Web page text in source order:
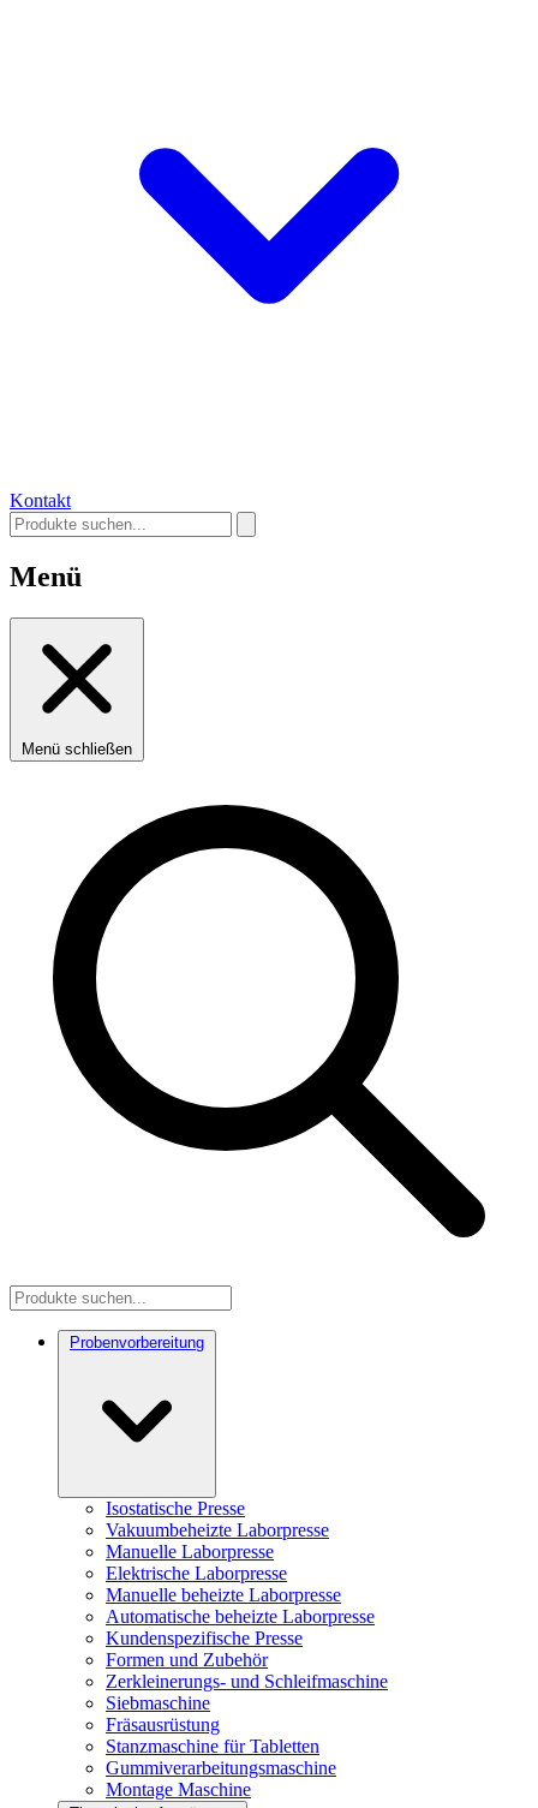
Kontakt
Menü
Menü schließen
Probenvorbereitung
Isostatische Presse
Vakuumbeheizte Laborpresse
Manuelle Laborpresse
Elektrische Laborpresse
Manuelle beheizte Laborpresse
Automatische beheizte Laborpresse
Kundenspezifische Presse
Formen und Zubehör
Zerkleinerungs- und Schleifmaschine
Siebmaschine
Fräsausrüstung
Stanzmaschine für Tabletten
Gummiverarbeitungsmaschine
Montage Maschine